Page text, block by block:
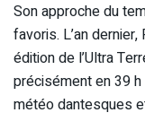
Son approche du
favoris. L’an
édition de l’Ultra
précisément en 39
météo dantesques